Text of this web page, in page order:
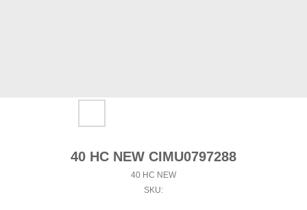
40 HC NEW CIMU0797288
40 HC NEW
SKU: